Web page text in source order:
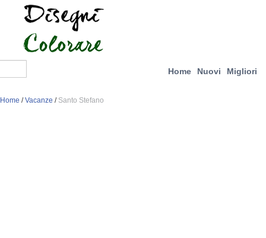
Home Nuovi Migliori
Home /Vacanze / Santo Stefano